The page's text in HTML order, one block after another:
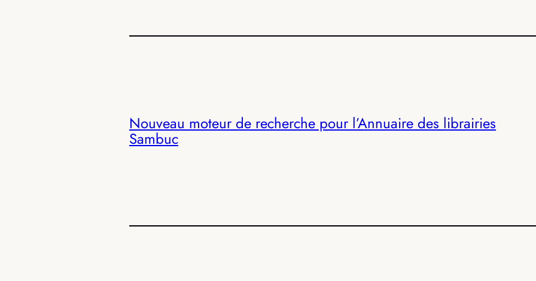
Nouveau moteur de recherche pour l’Annuaire des librairies
Sambuc